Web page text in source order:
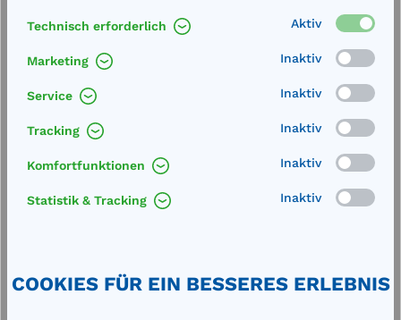
161,00 €* (20.69% gespart)
Preise exkl. MwSt. inkl. Versandkosten
Lieferung frei Haus
Lieferzeit 4-5 Wochen
Produkt Anzahl: Gib denIn den Warenkorb
Artikel-Nummer:15084
Technisch erforderlich Aktiv
Marketing Inaktiv
Service Inaktiv
Tracking Inaktiv
Komfortfunktionen Inaktiv
Statistik & Tracking Inaktiv
COOKIES FÜR EIN BESSERES ERLEBNIS